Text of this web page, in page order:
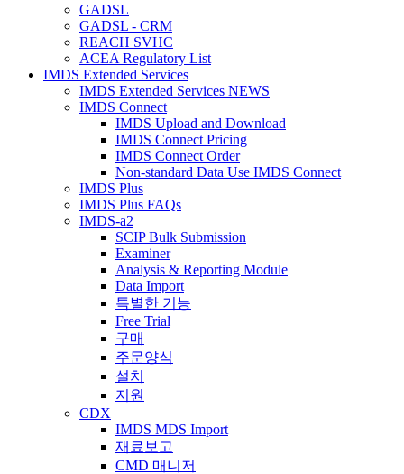
GADSL
GADSL - CRM
REACH SVHC
ACEA Regulatory List
IMDS Extended Services
IMDS Extended Services NEWS
IMDS Connect
IMDS Upload and Download
IMDS Connect Pricing
IMDS Connect Order
Non-standard Data Use IMDS Connect
IMDS Plus
IMDS Plus FAQs
IMDS-a2
SCIP Bulk Submission
Examiner
Analysis & Reporting Module
Data Import
특별한 기능
Free Trial
구매
주문양식
설치
지원
CDX
IMDS MDS Import
재료보고
CMD 매니저